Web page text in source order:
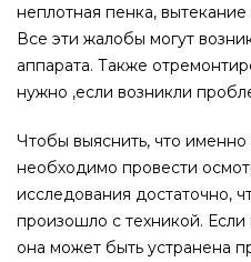
неплотная пенка,
Все эти жалобы могут
аппарата. Также
нужно ,если возникли
Чтобы выяснить, что
необходимо провести
исследования достаточно,
произошло с техникой. Если
она может быть устранена